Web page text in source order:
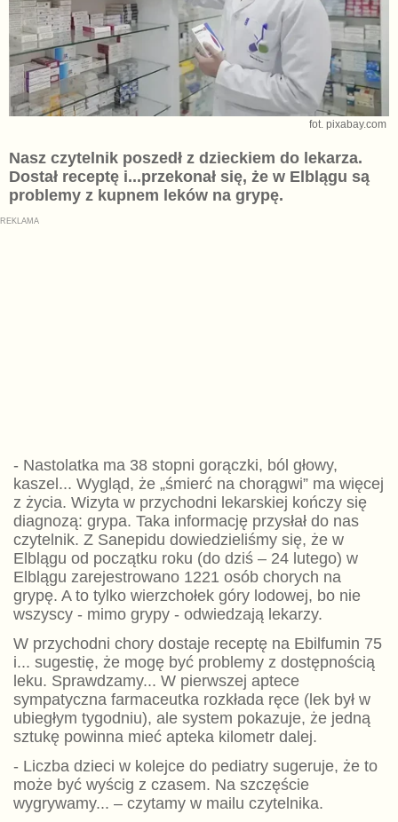
fot. pixabay.com
Nasz czytelnik poszedł z dzieckiem do lekarza.
Dostał receptę i...przekonał się, że w Elblągu są
problemy z kupnem leków na grypę.
- Nastolatka ma 38 stopni gorączki, ból głowy,
kaszel... Wygląd, że „śmierć na chorągwi” ma więcej
z życia. Wizyta w przychodni lekarskiej kończy się
diagnozą: grypa. Taka informację przysłał do nas
czytelnik. Z Sanepidu dowiedzieliśmy się, że w
Elblągu od początku roku (do dziś – 24 lutego) w
Elblągu zarejestrowano 1221 osób chorych na
grypę. A to tylko wierzchołek góry lodowej, bo nie
wszyscy - mimo grypy - odwiedzają lekarzy.
W przychodni chory dostaje receptę na Ebilfumin 75
i... sugestię, że mogę być problemy z dostępnością
leku. Sprawdzamy... W pierwszej aptece
sympatyczna farmaceutka rozkłada ręce (lek był w
ubiegłym tygodniu), ale system pokazuje, że jedną
sztukę powinna mieć apteka kilometr dalej.
- Liczba dzieci w kolejce do pediatry sugeruje, że to
może być wyścig z czasem. Na szczęście
wygrywamy... – czytamy w mailu czytelnika.